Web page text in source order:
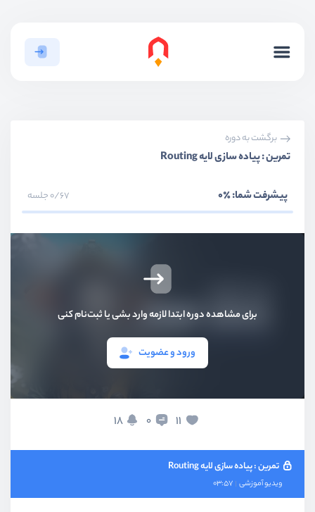
برگشت به دوره
تمرین : پیاده سازی لایه Routing
پیشرفت شما:٪0 0/67 جلسه
برای مشاهده دوره ابتدا لازمه وارد بشی یا ثبت‌نام کنی
ورود و عضویت
11
0
18
تمرین : پیاده سازی لایه Routing
ویدیو آموزشی 03:57